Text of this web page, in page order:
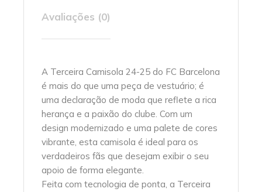
Avaliações (0)
A Terceira Camisola 24-25 do FC Barcelona
é mais do que uma peça de vestuário; é
uma declaração de moda que reflete a rica
herança e a paixão do clube. Com um
design modernizado e uma palete de cores
vibrante, esta camisola é ideal para os
verdadeiros fãs que desejam exibir o seu
apoio de forma elegante.
Feita com tecnologia de ponta, a Terceira